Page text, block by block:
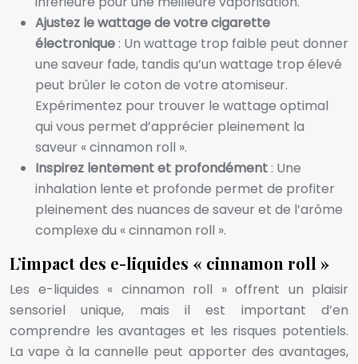
Ajustez le wattage de votre cigarette
électronique : Un wattage trop faible peut donner
une saveur fade, tandis qu’un wattage trop élevé
peut brûler le coton de votre atomiseur.
Expérimentez pour trouver le wattage optimal
qui vous permet d’apprécier pleinement la
saveur « cinnamon roll ».
Inspirez lentement et profondément : Une
inhalation lente et profonde permet de profiter
pleinement des nuances de saveur et de l’arôme
complexe du « cinnamon roll ».
L’impact des e-liquides « cinnamon roll »
Les e-liquides « cinnamon roll » offrent un plaisir
sensoriel unique, mais il est important d’en
comprendre les avantages et les risques potentiels.
La vape à la cannelle peut apporter des avantages,